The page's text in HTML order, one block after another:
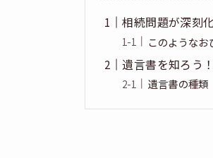
相続問題が深刻
このような
遺言書を知ろう！
遺言書の種類